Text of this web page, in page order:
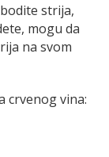
strija,
mogu da
na svom
crvenog vina: